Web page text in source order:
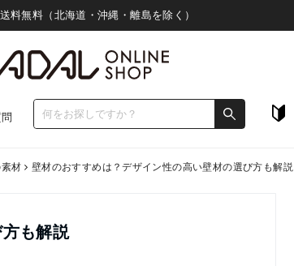
料無料（北海道・沖縄・離島を除く）
材 壁材のおすすめは？デザイン性の高い壁材の選び方も解説
も解説